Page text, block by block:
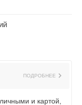
ПОДРОБНЕЕ
и картой,